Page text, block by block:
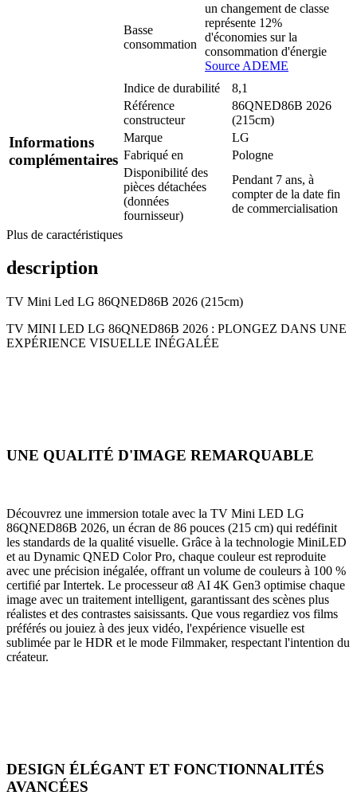
Basse
consommation
un changement de classe
représente 12%
d'économies sur la
consommation d'énergie
Source ADEME
Informations
complémentaires
Indice de durabilité
8,1
Référence
constructeur
86QNED86B 2026
(215cm)
Marque
LG
Fabriqué en
Pologne
Disponibilité des
pièces détachées
(données
fournisseur)
Pendant 7 ans, à
compter de la date fin
de commercialisation
Plus de caractéristiques
description
TV Mini Led LG 86QNED86B 2026 (215cm)
TV MINI LED LG 86QNED86B 2026 : PLONGEZ DANS UNE
EXPÉRIENCE VISUELLE INÉGALÉE
UNE QUALITÉ D'IMAGE REMARQUABLE
Découvrez une immersion totale avec la TV Mini LED LG
86QNED86B 2026, un écran de 86 pouces (215 cm) qui redéfinit
les standards de la qualité visuelle. Grâce à la technologie MiniLED
et au Dynamic QNED Color Pro, chaque couleur est reproduite
avec une précision inégalée, offrant un volume de couleurs à 100 %
certifié par Intertek. Le processeur α8 AI 4K Gen3 optimise chaque
image avec un traitement intelligent, garantissant des scènes plus
réalistes et des contrastes saisissants. Que vous regardiez vos films
préférés ou jouiez à des jeux vidéo, l'expérience visuelle est
sublimée par le HDR et le mode Filmmaker, respectant l'intention du
créateur.
DESIGN ÉLÉGANT ET FONCTIONNALITÉS
AVANCÉES